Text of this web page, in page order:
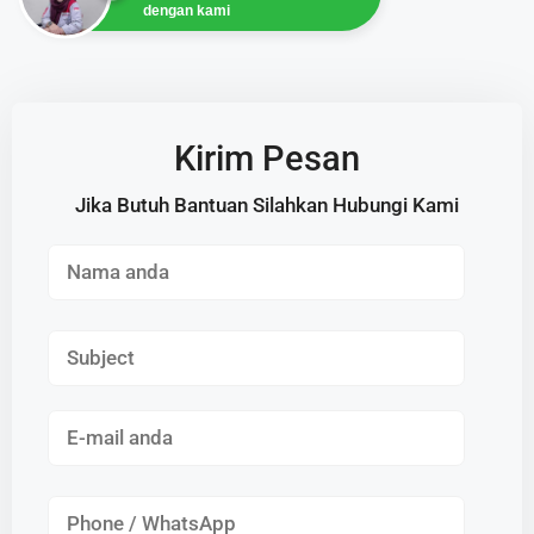
dengan kami
Kirim Pesan
Jika Butuh Bantuan Silahkan Hubungi Kami